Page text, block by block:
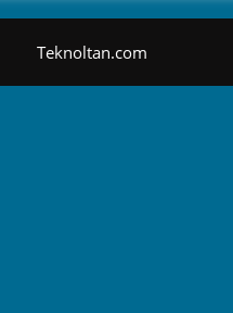
Teknoltan.com